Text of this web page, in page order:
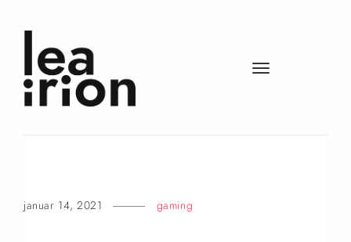
januar 14, 2021 gaming